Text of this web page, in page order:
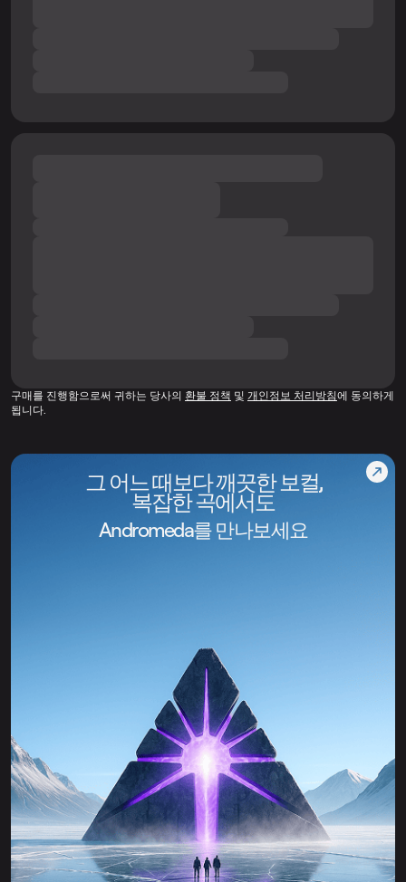
구매를 진행함으로써 귀하는 당사의 환불 정책 및 개인정보 처리방침에 동의하게
됩니다.
그 어느 때보다 깨끗한 보컬,
복잡한 곡에서도
Andromeda를 만나보세요